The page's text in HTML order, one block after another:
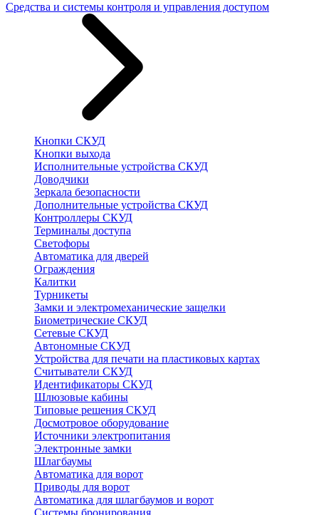
Средства и системы контроля и управления доступом
Кнопки СКУД
Кнопки выхода
Исполнительные устройства СКУД
Доводчики
Зеркала безопасности
Дополнительные устройства СКУД
Контроллеры СКУД
Терминалы доступа
Светофоры
Автоматика для дверей
Ограждения
Калитки
Турникеты
Замки и электромеханические защелки
Биометрические СКУД
Сетевые СКУД
Автономные СКУД
Устройства для печати на пластиковых картах
Считыватели СКУД
Идентификаторы СКУД
Шлюзовые кабины
Типовые решения СКУД
Досмотровое оборудование
Источники электропитания
Электронные замки
Шлагбаумы
Автоматика для ворот
Приводы для ворот
Автоматика для шлагбаумов и ворот
Системы бронирования